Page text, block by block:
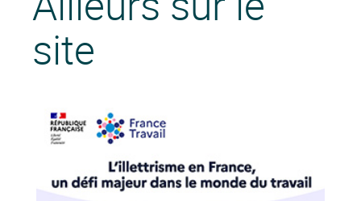
site